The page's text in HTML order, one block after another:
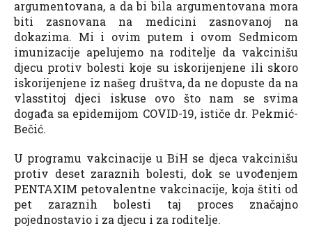
argumentovana, a da bi bila argumentovana mora
biti zasnovana na medicini zasnovanoj na
dokazima. Mi i ovim putem i ovom Sedmicom
imunizacije apelujemo na roditelje da vakcinišu
djecu protiv bolesti koje su iskorijenjene ili skoro
iskorijenjene iz našeg društva, da ne dopuste da na
vlasstitoj djeci iskuse ovo što nam se svima
događa sa epidemijom COVID-19, ističe dr. Pekmić-
Bečić.
U programu vakcinacije u BiH se djeca vakcinišu
protiv deset zaraznih bolesti, dok se uvođenjem
PENTAXIM petovalentne vakcinacije, koja štiti od
pet zaraznih bolesti taj proces značajno
pojednostavio i za djecu i za roditelje.